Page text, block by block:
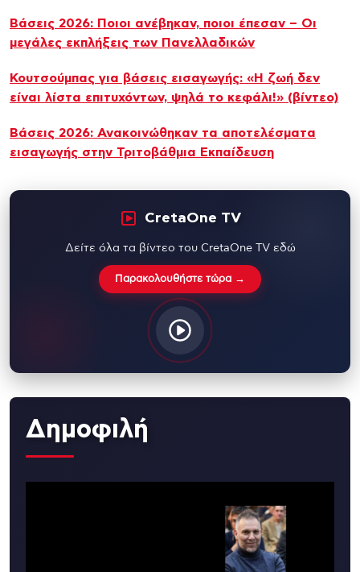
Βάσεις 2026: Ποιοι ανέβηκαν, ποιοι έπεσαν – Οι
μεγάλες εκπλήξεις των Πανελλαδικών
Κουτσούμπας για βάσεις εισαγωγής: «Η ζωή δεν
είναι λίστα επιτυχόντων, ψηλά το κεφάλι!» (βίντεο)
Βάσεις 2026: Ανακοινώθηκαν τα αποτελέσματα
εισαγωγής στην Τριτοβάθμια Εκπαίδευση
CretaOne TV
Δείτε όλα τα βίντεο του CretaOne TV εδώ
Παρακολουθήστε τώρα →
Δημοφιλή